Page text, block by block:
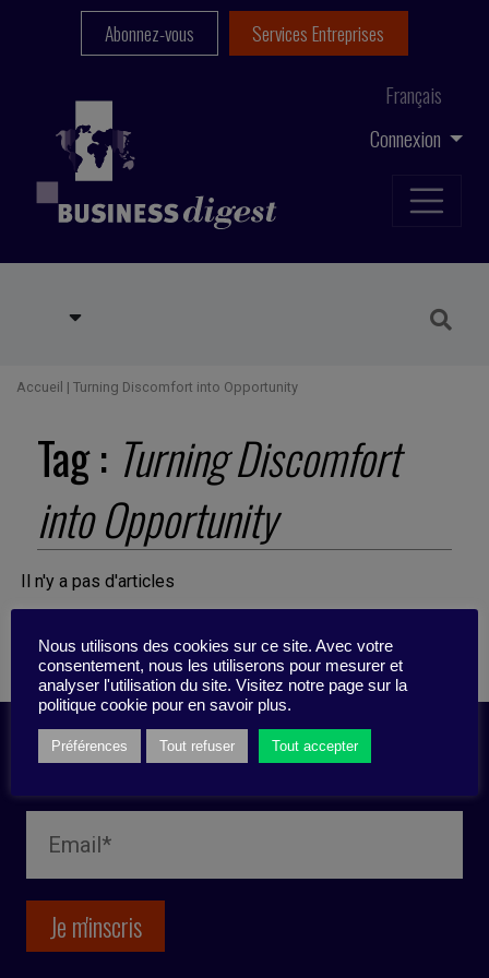
Connexion
Français
Abonnez-vous Services Entreprises
Accueil | Turning Discomfort into Opportunity
Tag : Turning Discomfort
into Opportunity
Il n'y a pas d'articles
Inscription newsletter
Nous utilisons des cookies sur ce site. Avec votre
consentement, nous les utiliserons pour mesurer et
analyser l'utilisation du site. Visitez notre page sur la
politique cookie pour en savoir plus.
Préférences Tout refuser Tout accepter